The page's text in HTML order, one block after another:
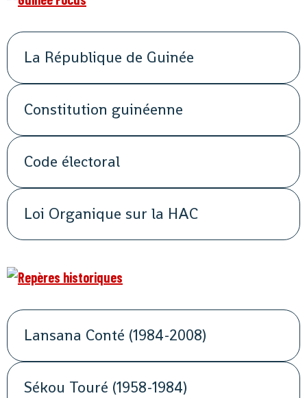
La République de Guinée
Constitution guinéenne
Code électoral
Loi Organique sur la HAC
Lansana Conté (1984-2008)
Sékou Touré (1958-1984)